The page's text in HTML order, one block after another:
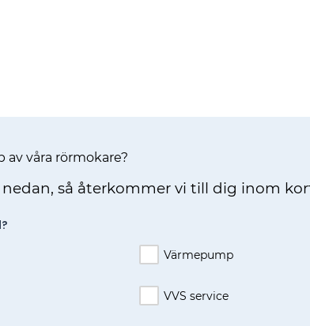
av våra rörmokare?
så återkommer vi till dig inom
Värmepump
VVS service